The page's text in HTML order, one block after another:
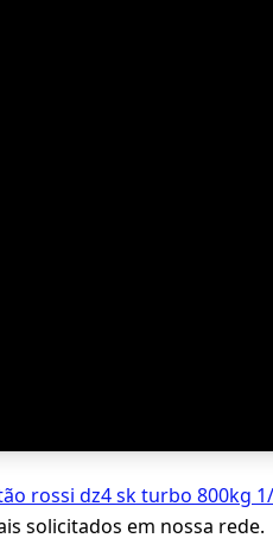
rossi dz4 sk turbo 800kg
solicitados em nossa rede.